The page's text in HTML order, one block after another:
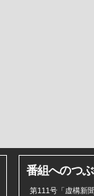
番組へのつ
第111号「虚構新